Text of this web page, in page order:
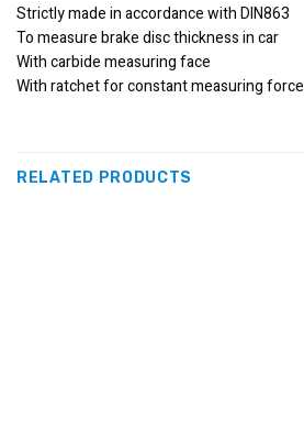
Strictly made in accordance with DIN863
To measure brake disc thickness in car
With carbide measuring face
With ratchet for constant measuring force
RELATED PRODUCTS